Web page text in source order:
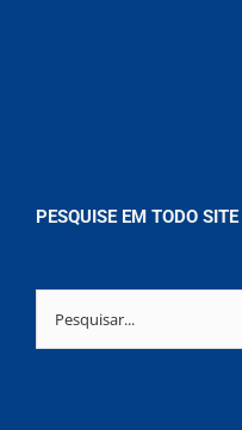
PESQUISE EM TODO SITE